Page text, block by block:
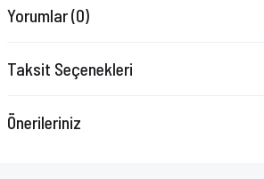
Yorumlar (0)
Taksit Seçenekleri
Önerileriniz